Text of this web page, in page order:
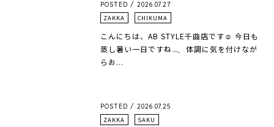
POSTED / 2026.07.27
ZAKKA CHIKUMA
こんにちは、AB STYLE千曲店です☺︎ 今日も
蒸し暑い一日ですね𓂃 体調に気を付けなが
らお...
POSTED / 2026.07.25
ZAKKA SAKU